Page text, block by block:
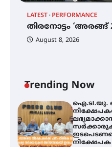
LATEST PERFORMANCE
തിരനോട്ടം ‘അരങ്ങ്
August 8, 2026
Trending Now
ട്യുണീഷ്യൻ
ഫിലിം
ഐ.ടി.യു.